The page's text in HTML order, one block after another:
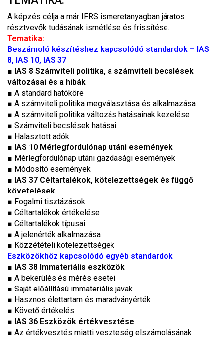
A képzés célja a már IFRS ismeretanyagban járatos
résztvevők tudásának ismétlése és frissítése.
Tematika:
Beszámoló készítéshez kapcsolódó standardok – IAS
8, IAS 10, IAS 37
■ IAS 8 Számviteli politika, a számviteli becslések
változásai és a hibák
■ A standard hatóköre
■ A számviteli politika megválasztása és alkalmazása
■ A számviteli politika változás hatásainak kezelése
■ Számviteli becslések hatásai
■ Halasztott adók
■ IAS 10 Mérlegfordulónap utáni események
■ Mérlegfordulónap utáni gazdasági események
■ Módosító események
■ IAS 37 Céltartalékok, kötelezettségek és függő
követelések
■ Fogalmi tisztázások
■ Céltartalékok értékelése
■ Céltartalékok típusai
■ A jelenérték alkalmazása
■ Közzétételi kötelezettségek
Eszközökhöz kapcsolódó egyéb standardok
■ IAS 38 Immateriális eszközök
■ A bekerülés és mérés esetei
■ Saját előállítású immateriális javak
■ Hasznos élettartam és maradványérték
■ Követő értékelés
■ IAS 36 Eszközök értékvesztése
■ Az értékvesztés miatti veszteség elszámolásának